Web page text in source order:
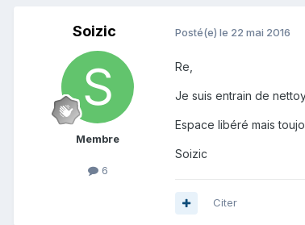
Soizic
Membre
6
Posté(e) le 22 mai 2016
Re,
Je suis entrain de
Espace libéré mais
Soizic
Citer